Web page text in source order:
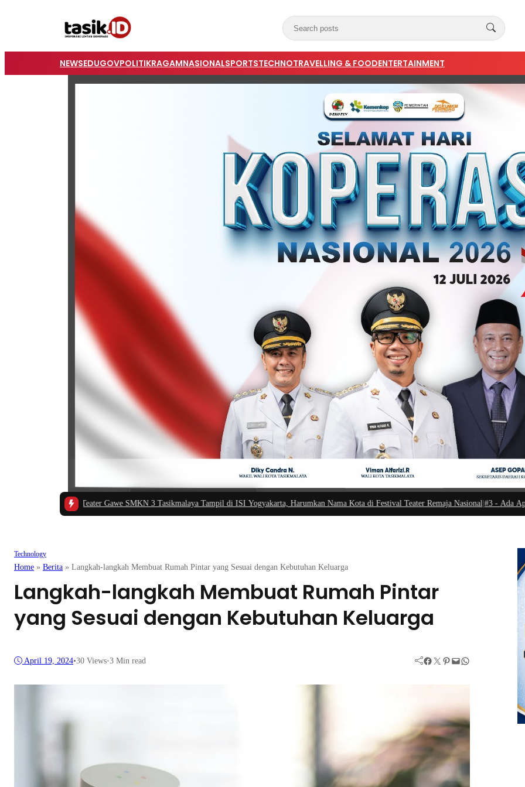
NEWSEDUGOVPOLITIKRAGAMNASIONALSPORTSTECHNOTRAVELLING & FOODENTERTAINMENT
Teater Gawe SMKN 3 Tasikmalaya Tampil di ISI Yogyakarta, Harumkan Nama Kota di Festival Teater Remaja Nasional|#3 -Ada Apa Sule di
Technology
Home » Berita » Langkah-langkah Membuat Rumah Pintar yang Sesuai dengan Kebutuhan Keluarga
Langkah-langkah Membuat Rumah Pintar
yang Sesuai dengan Kebutuhan Keluarga
April 19, 2024•30 Views•3 Min read Facebook Twitter Pinterest Mail WhatsApp